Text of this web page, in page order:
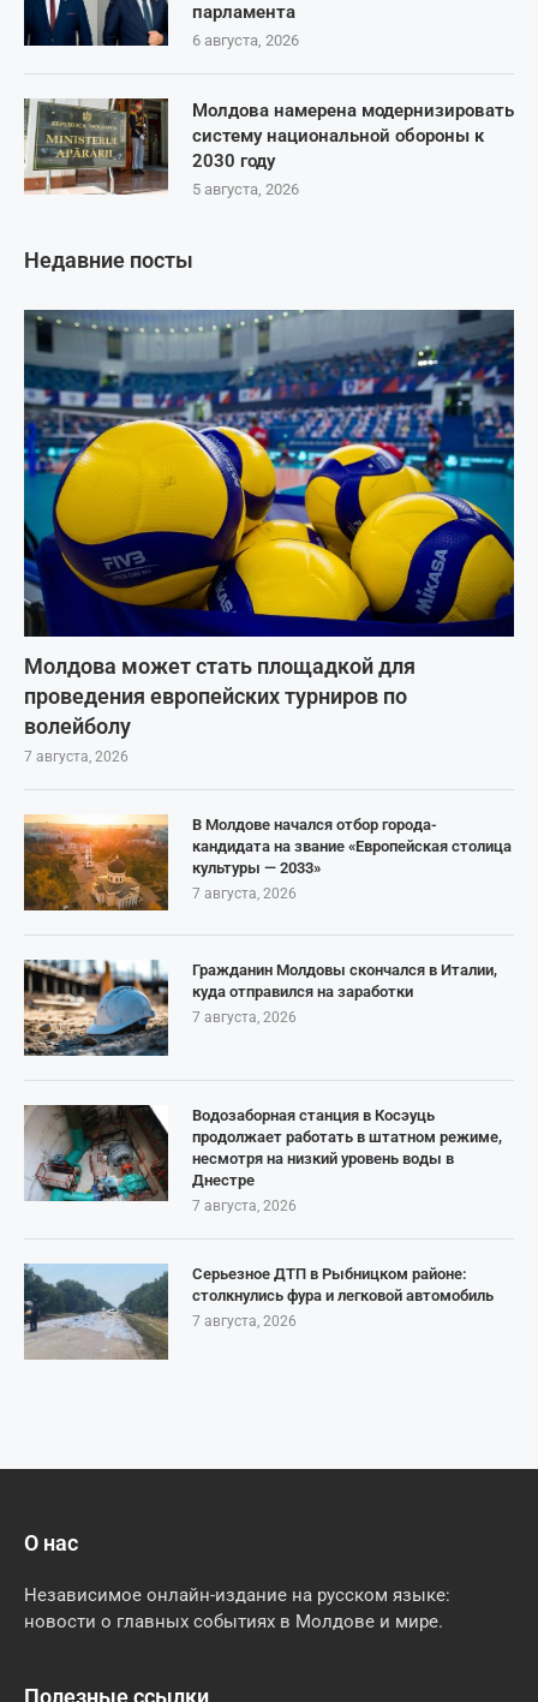
парламента
6 августа, 2026
Молдова намерена модернизировать
систему национальной обороны к
2030 году
5 августа, 2026
Недавние посты
Молдова может стать площадкой для
проведения европейских турниров по
волейболу
7 августа, 2026
В Молдове начался отбор города-
кандидата на звание «Европейская столица
культуры — 2033»
7 августа, 2026
Гражданин Молдовы скончался в Италии,
куда отправился на заработки
7 августа, 2026
Водозаборная станция в Косэуць
продолжает работать в штатном режиме,
несмотря на низкий уровень воды в
Днестре
7 августа, 2026
Серьезное ДТП в Рыбницком районе:
столкнулись фура и легковой автомобиль
7 августа, 2026
О нас
Независимое онлайн-издание на русском языке:
новости о главных событиях в Молдове и мире.